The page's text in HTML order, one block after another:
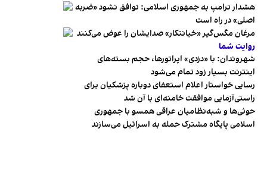
هشدار ترامپ به جمهوری اسلامی: توافق نشود «ضربه
اصلی» در راه است
مرغان مگس‌گیر «خیانتکار» صدایشان را عوض می‌کنند
روایت شما
شهروندان:‌ با «دزدی» اپراتورها، حجم بسته‌های
اینترنت بسیار زود تمام می‌شود
رسایی خواستار اعلام استعفای دوباره پزشکیان برای
راستی‌آزمایی موافقت خامنه‌ای با آن شد
حوثی‌ها و شبه‌نظامیان عراقی همسو با جمهوری
اسلامی پایگاه مشترک حمله به اسرائیل می‌سازند